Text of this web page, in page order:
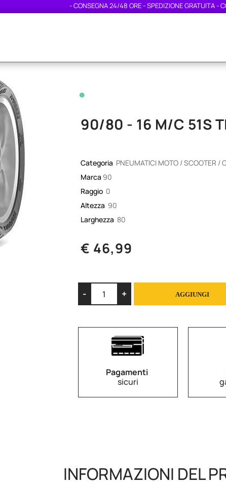
GRATUITA - CONSEGNA 24/48 ORE - SPEDIZIONE GRATUITA -
•
90/80 - 16 M/C 51S
Categoria PNEUMATICI MOTO / SCOOTER /
Marca 90
Raggio 0
Altezza 90
Larghezza 80
€ 46,99
AGGIUNGI
Pagamenti
sicuri
INFORMAZIONI DEL